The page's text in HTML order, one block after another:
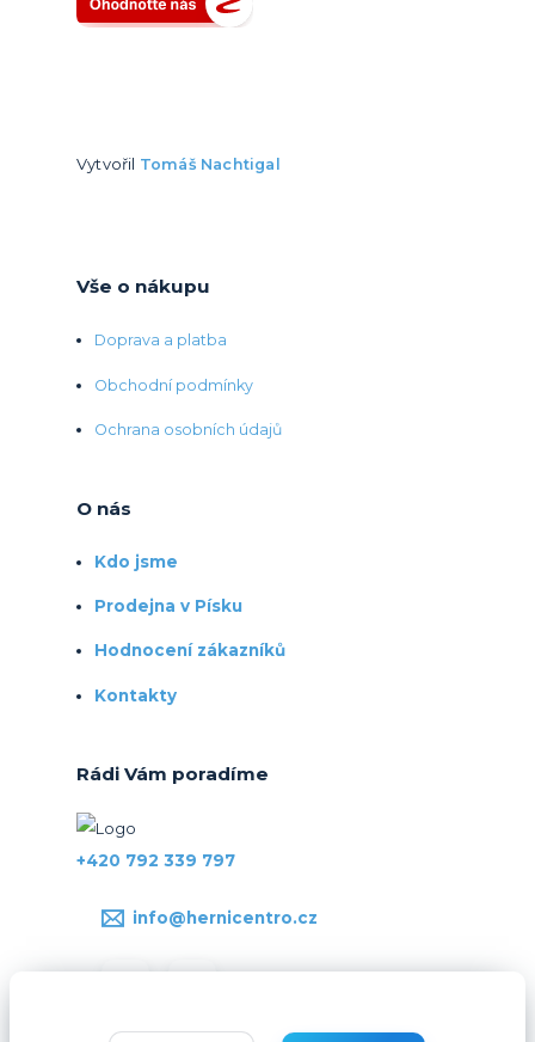
Vytvořil Tomáš Nachtigal
Vše o nákupu
Doprava a platba
Obchodní podmínky
Ochrana osobních údajů
O nás
Kdo jsme
Prodejna v Písku
Hodnocení zákazníků
Kontakty
Rádi Vám poradíme
+420 792 339 797
info@hernicentro.cz